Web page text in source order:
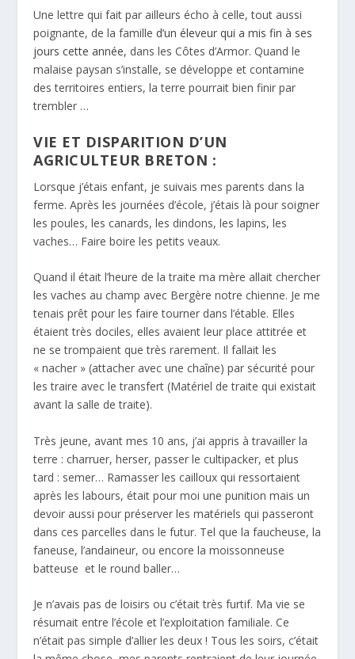
Une lettre qui fait par ailleurs écho à celle, tout aussi
poignante, de la famille d’un éleveur qui a mis fin à ses
jours cette année, dans les Côtes d’Armor. Quand le
malaise paysan s’installe, se développe et contamine
des territoires entiers, la terre pourrait bien finir par
trembler …
VIE ET DISPARITION D’UN
AGRICULTEUR BRETON :
Lorsque j’étais enfant, je suivais mes parents dans la
ferme. Après les journées d’école, j’étais là pour soigner
les poules, les canards, les dindons, les lapins, les
vaches… Faire boire les petits veaux.
Quand il était l’heure de la traite ma mère allait chercher
les vaches au champ avec Bergère notre chienne. Je me
tenais prêt pour les faire tourner dans l’étable. Elles
étaient très dociles, elles avaient leur place attitrée et
ne se trompaient que très rarement. Il fallait les
« nacher » (attacher avec une chaîne) par sécurité pour
les traire avec le transfert (Matériel de traite qui existait
avant la salle de traite).
Très jeune, avant mes 10 ans, j’ai appris à travailler la
terre : charruer, herser, passer le cultipacker, et plus
tard : semer… Ramasser les cailloux qui ressortaient
après les labours, était pour moi une punition mais un
devoir aussi pour préserver les matériels qui passeront
dans ces parcelles dans le futur. Tel que la faucheuse, la
faneuse, l’andaineur, ou encore la moissonneuse
batteuse et le round baller…
Je n’avais pas de loisirs ou c’était très furtif. Ma vie se
résumait entre l’école et l’exploitation familiale. Ce
n’était pas simple d’allier les deux ! Tous les soirs, c’était